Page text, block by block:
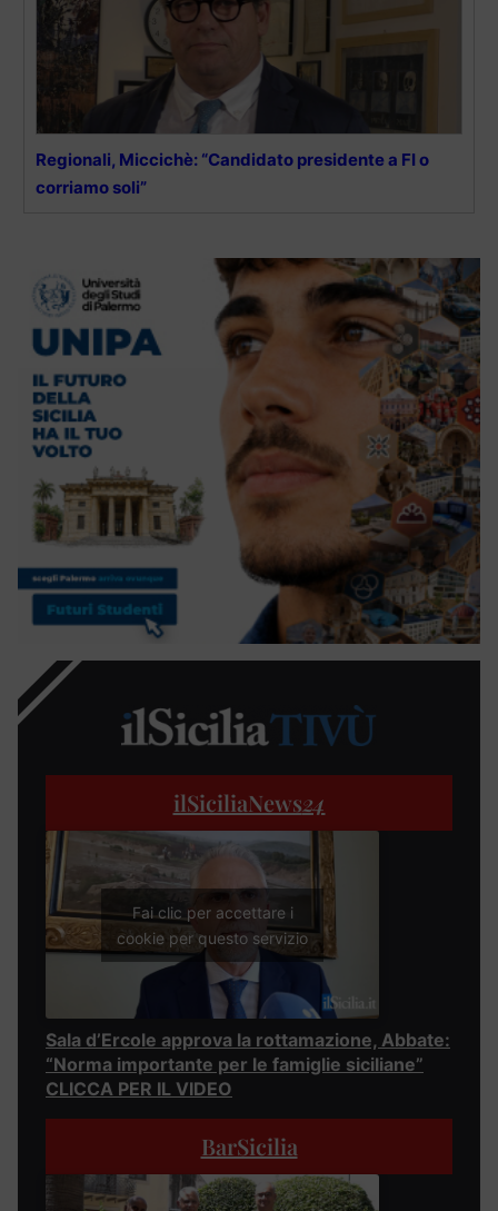
Regionali, Miccichè: “Candidato presidente a FI o
corriamo soli”
ilSiciliaNews24
Fai clic per accettare i
cookie per questo servizio
Sala d’Ercole approva la rottamazione, Abbate:
“Norma importante per le famiglie siciliane”
CLICCA PER IL VIDEO
BarSicilia